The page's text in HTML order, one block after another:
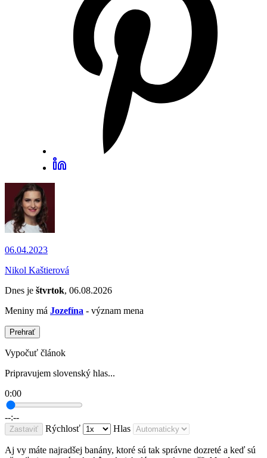
06.04.2023
Nikol Kaštierová
Dnes je štvrtok, 06.08.2026
Meniny má Jozefína - význam mena
Prehrať
Vypočuť článok
Pripravujem slovenský hlas...
0:00
--:--
Zastaviť Rýchlosť Hlas
Aj vy máte najradšej banány, ktoré sú tak správne dozreté a keď sú